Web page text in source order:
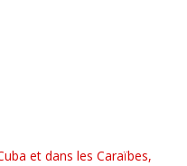
et dans les Caraïbes,